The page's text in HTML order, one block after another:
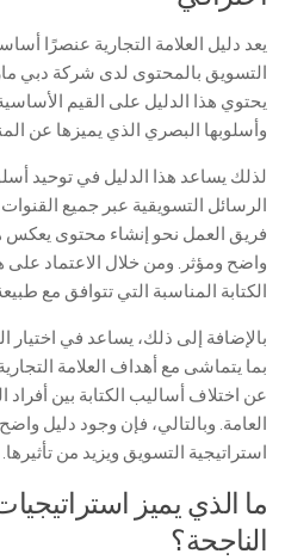
يعد دليل العلامة التجارية عنصرًا
التسويق بالمحتوى لدى شركة دبي
يحتوي هذا الدليل على القيم
وأسلوبها البصري الذي يميزها عن
لذلك يساعد هذا الدليل في توحيد
الرسائل التسويقية عبر جميع
فريق العمل نحو إنشاء محتوى يعكس
واضح ومؤثر. ومن خلال الاعتماد على
الكتابة المناسبة التي تتوافق مع
بالإضافة إلى ذلك، يساعد في
بما يتماشى مع أهداف العلامة
عن اختلاف أساليب الكتابة بين أفراد
العامة. وبالتالي، فإن وجود دليل
استراتيجية التسويق ويزيد من تأثيرها.
ما الذي يميز
الناجحة؟